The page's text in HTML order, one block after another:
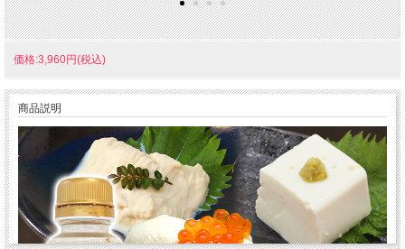
価格:3,960円(税込)
商品説明